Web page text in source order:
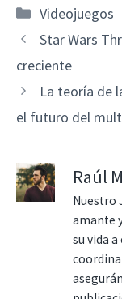
Categorías
Videojuegos
Star Wars
creciente
La teoría de
el futuro del
Raúl
Nuestro
amante
su vida